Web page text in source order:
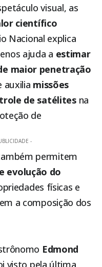
visual, as
científico
Nacional explica
ajuda a estimar
maior penetração
auxilia missões
de satélitesna
de
-
permitem
evolução do
físicas e
a composição dos
Edmond
visto pela última